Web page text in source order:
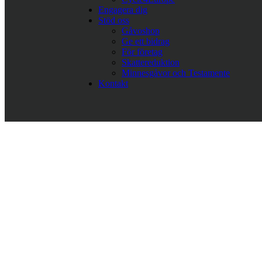
Engagera dig
Stöd oss
Gåvoshop
Ge ett bidrag
För företag
Skattereduktion
Minnesgåvor och Testamente
Kontakt